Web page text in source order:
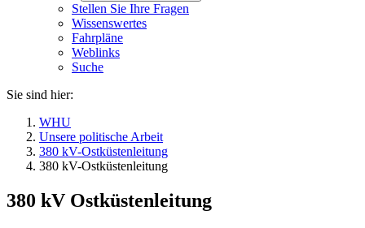
Stellen Sie Ihre Fragen
Wissenswertes
Fahrpläne
Weblinks
Suche
Sie sind hier:
WHU
Unsere politische Arbeit
380 kV-Ostküstenleitung
380 kV-Ostküstenleitung
380 kV Ostküstenleitung